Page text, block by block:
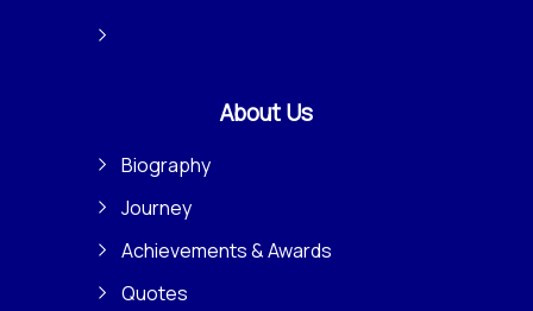
About Us
Biography
Journey
Achievements & Awards
Quotes